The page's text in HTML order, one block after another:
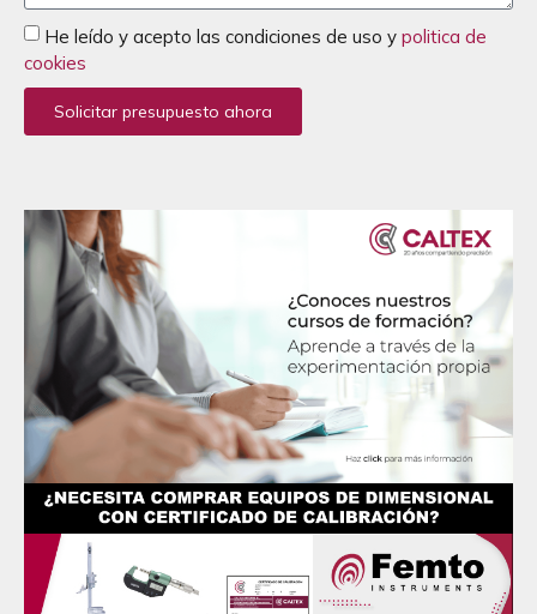
He leído y acepto las condiciones de uso y politica de
cookies
Solicitar presupuesto ahora